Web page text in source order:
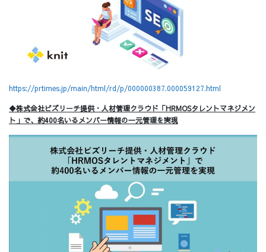
https://prtimes.jp/main/html/rd/p/000000387.000059127.html
◆株式会社ビズリーチ提供・人材管理クラウド「HRMOSタレントマネジメン
ト」で、約400名いるメンバー情報の一元管理を実現